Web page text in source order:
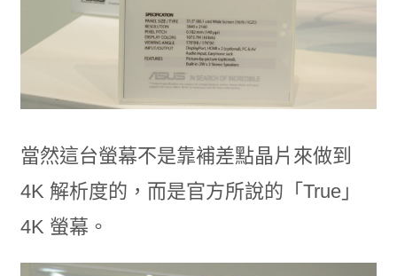
當然這台螢幕不是靠補差點晶片來做到
4K 解析度的，而是官方所說的「True」
4K 螢幕。